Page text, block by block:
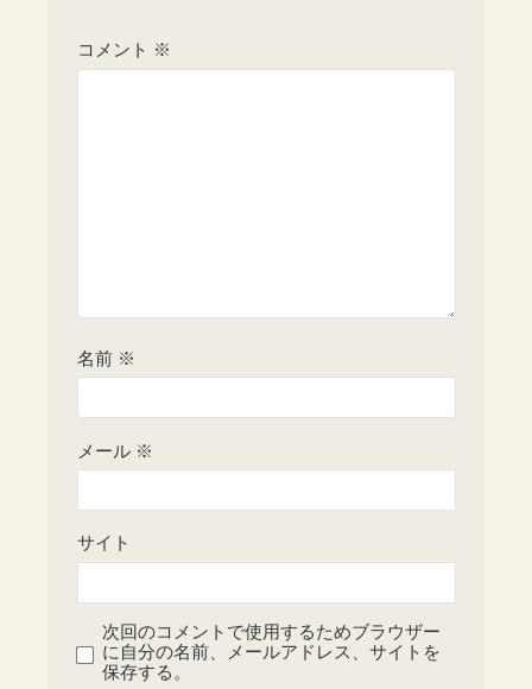
コメント ※
名前 ※
メール ※
サイト
次回のコメントで使用するためブラウザー
に自分の名前、メールアドレス、サイトを
保存する。